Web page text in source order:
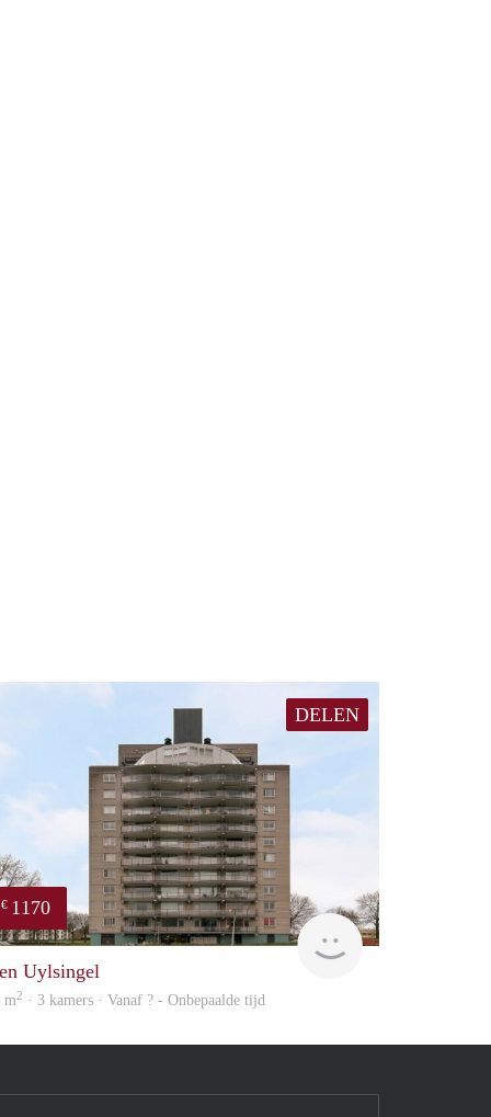
DELEN
€ 1170
finder
Uylsingel
m2 · 3 kamers · Vanaf ? - Onbepaalde tijd